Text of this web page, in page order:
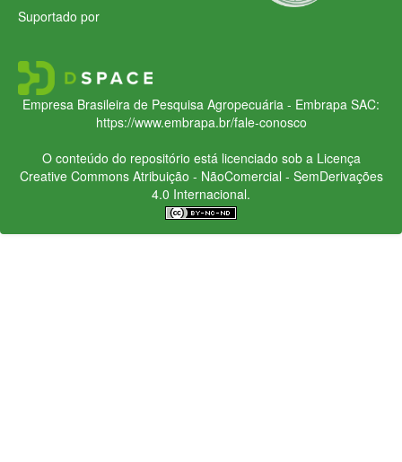
Suportado por
Empresa Brasileira de Pesquisa Agropecuária - Embrapa SAC:
https://www.embrapa.br/fale-conosco
O conteúdo do repositório está licenciado sob a Licença
Creative CommonsAtribuição - NãoComercial - SemDerivações
4.0 Internacional.